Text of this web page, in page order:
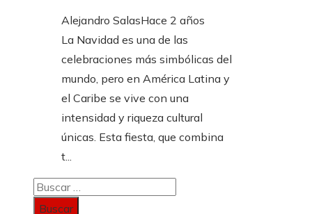
Alejandro SalasHace 2 años
La Navidad es una de las
celebraciones más simbólicas del
mundo, pero en América Latina y
el Caribe se vive con una
intensidad y riqueza cultural
únicas. Esta fiesta, que combina
t...
Buscar: